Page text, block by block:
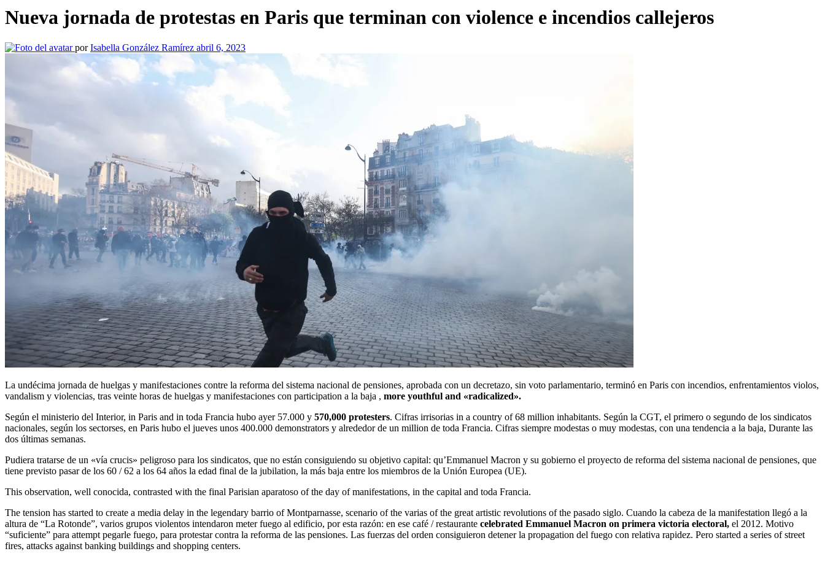
Nueva jornada de protestas en Paris que terminan con violence e incendios callejeros
porIsabella González Ramírez abril 6, 2023
La undécima jornada de huelgas y manifestaciones contre la reforma del sistema nacional de pensiones, aprobada con un decretazo, sin voto parlamentario, terminó en Paris con incendios, enfrentamientos violos,
vandalism y violencias, tras veinte horas de huelgas y manifestaciones con participation a la baja , more youthful and «radicalized».
Según el ministerio del Interior, in Paris and in toda Francia hubo ayer 57.000 y 570,000 protesters. Cifras irrisorias in a country of 68 million inhabitants. Según la CGT, el primero o segundo de los sindicatos
nacionales, según los sectorses, en Paris hubo el jueves unos 400.000 demonstrators y alrededor de un million de toda Francia. Cifras siempre modestas o muy modestas, con una tendencia a la baja, Durante las
dos últimas semanas.
Pudiera tratarse de un «vía crucis» peligroso para los sindicatos, que no están consiguiendo su objetivo capital: qu’Emmanuel Macron y su gobierno el proyecto de reforma del sistema nacional de pensiones, que
tiene previsto pasar de los 60 / 62 a los 64 años la edad final de la jubilation, la más baja entre los miembros de la Unión Europea (UE).
This observation, well conocida, contrasted with the final Parisian aparatoso of the day of manifestations, in the capital and toda Francia.
The tension has started to create a media delay in the legendary barrio of Montparnasse, scenario of the varias of the great artistic revolutions of the pasado siglo. Cuando la cabeza de la manifestation llegó a la
altura de “La Rotonde”, varios grupos violentos intendaron meter fuego al edificio, por esta razón: en ese café / restaurante celebrated Emmanuel Macron on primera victoria electoral, el 2012. Motivo
“suficiente” para attempt pegarle fuego, para protestar contra la reforma de las pensiones. Las fuerzas del orden consiguieron detener la propagation del fuego con relativa rapidez. Pero started a series of street
fires, attacks against banking buildings and shopping centers.